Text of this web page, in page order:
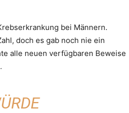
bei Männern.
doch es gab noch nie ein
alle neuen verfügbaren Beweise